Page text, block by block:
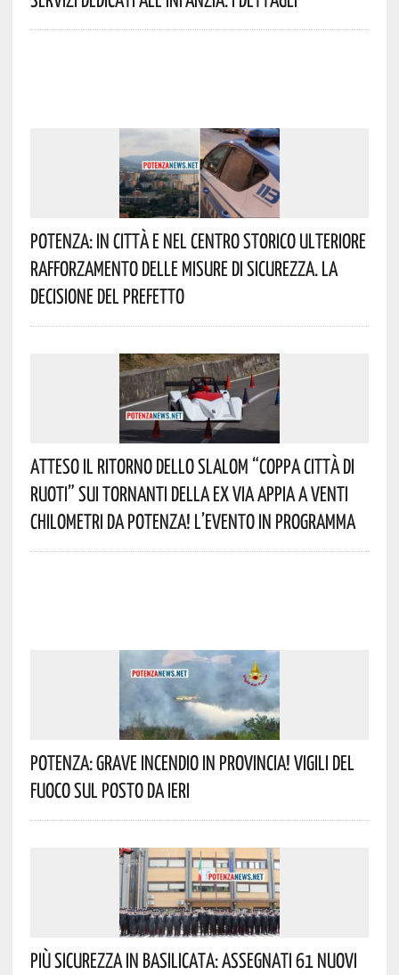
Potenza: In Città E Nel Centro Storico Ulteriore
Rafforzamento Delle Misure Di Sicurezza. La
Decisione Del Prefetto
Atteso Il Ritorno Dello Slalom “Coppa Città Di
Ruoti” Sui Tornanti Della Ex Via Appia A Venti
Chilometri Da Potenza! L’evento In Programma
Potenza: Grave Incendio In Provincia! Vigili Del
Fuoco Sul Posto Da Ieri
Più Sicurezza In Basilicata: Assegnati 61 Nuovi